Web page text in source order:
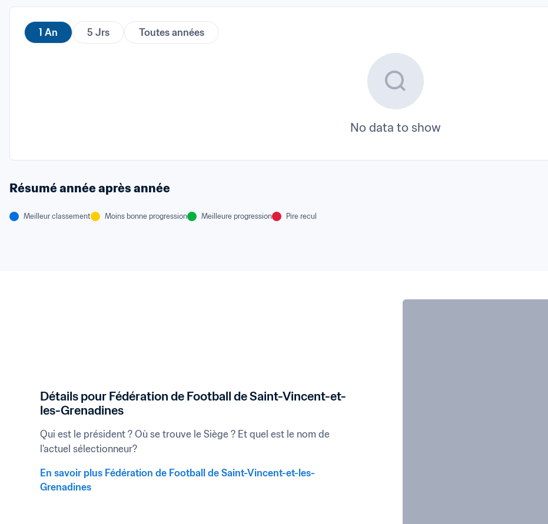
1 An 5 Jrs Toutes années
No data to show
Résumé année après année
Meilleur classement Moins bonne progression Meilleure progression Pire recul
Détails pour Fédération de Football de Saint-Vincent-et-
les-Grenadines
Qui est le président ? Où se trouve le Siège ? Et quel est le nom de
l'actuel sélectionneur?
En savoir plus Fédération de Football de Saint-Vincent-et-les-
Grenadines